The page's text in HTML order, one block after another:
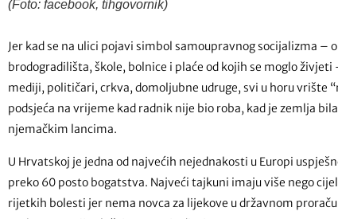
(Foto: facebook, tihgovornik)
Jer kad se na ulici pojavi simbol samoupravnog socijalizma –
brodogradilišta, škole, bolnice i plaće od kojih se moglo
mediji, političari, crkva, domoljubne udruge, svi u horu vrište
podsjeća na vrijeme kad radnik nije bio roba, kad je zemlja
njemačkim lancima.
U Hrvatskoj je jedna od najvećih nejednakosti u Europi
preko 60 posto bogatstva. Najveći tajkuni imaju više nego
rijetkih bolesti jer nema novca za lijekove u državnom